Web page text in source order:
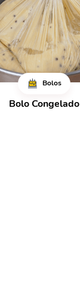
Bolos
Bolo Congelado